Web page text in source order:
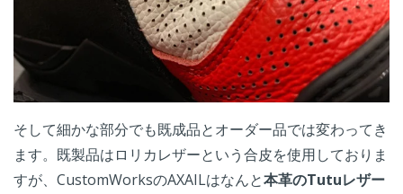
そして細かな部分でも既成品とオーダー品では変わってき
ます。既製品はロリカレザーという合皮を使用しておりま
すが、CustomWorksのAXAILはなんと本革のTutuレザー